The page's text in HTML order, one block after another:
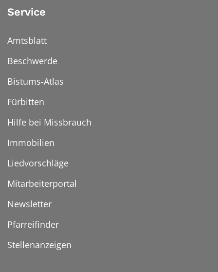
Service
Amtsblatt
Beschwerde
Bistums-Atlas
Fürbitten
Hilfe bei Missbrauch
Immobilien
Liedvorschläge
Mitarbeiterportal
Newsletter
Pfarreifinder
Stellenanzeigen